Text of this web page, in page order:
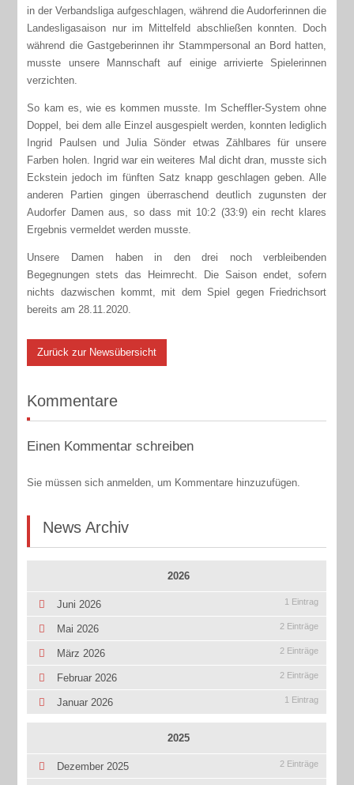
in der Verbandsliga aufgeschlagen, während die Audorferinnen die
Landesligasaison nur im Mittelfeld abschließen konnten. Doch
während die Gastgeberinnen ihr Stammpersonal an Bord hatten,
musste unsere Mannschaft auf einige arrivierte Spielerinnen
verzichten.
So kam es, wie es kommen musste. Im Scheffler-System ohne
Doppel, bei dem alle Einzel ausgespielt werden, konnten lediglich
Ingrid Paulsen und Julia Sönder etwas Zählbares für unsere
Farben holen. Ingrid war ein weiteres Mal dicht dran, musste sich
Eckstein jedoch im fünften Satz knapp geschlagen geben. Alle
anderen Partien gingen überraschend deutlich zugunsten der
Audorfer Damen aus, so dass mit 10:2 (33:9) ein recht klares
Ergebnis vermeldet werden musste.
Unsere Damen haben in den drei noch verbleibenden
Begegnungen stets das Heimrecht. Die Saison endet, sofern
nichts dazwischen kommt, mit dem Spiel gegen Friedrichsort
bereits am 28.11.2020.
Zurück zur Newsübersicht
Kommentare
Einen Kommentar schreiben
Sie müssen sich anmelden, um Kommentare hinzuzufügen.
News Archiv
2026
Juni 2026 1 Eintrag
Mai 2026 2 Einträge
März 2026 2 Einträge
Februar 2026 2 Einträge
Januar 2026 1 Eintrag
2025
Dezember 2025 2 Einträge